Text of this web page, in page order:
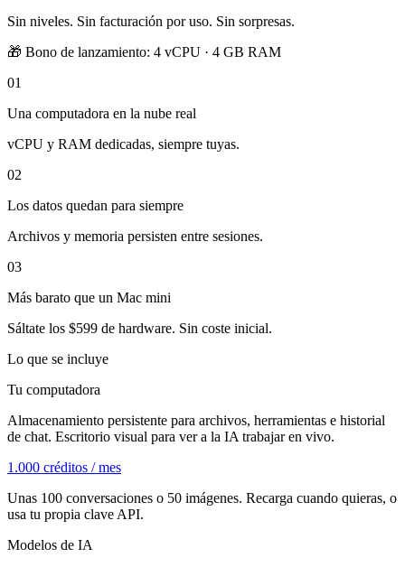
Sin niveles. Sin facturación por uso. Sin sorpresas.
🎁 Bono de lanzamiento: 4 vCPU · 4 GB RAM
01
Una computadora en la nube real
vCPU y RAM dedicadas, siempre tuyas.
02
Los datos quedan para siempre
Archivos y memoria persisten entre sesiones.
03
Más barato que un Mac mini
Sáltate los $599 de hardware. Sin coste inicial.
Lo que se incluye
Tu computadora
Almacenamiento persistente para archivos, herramientas e historial
de chat. Escritorio visual para ver a la IA trabajar en vivo.
1.000 créditos / mes
Unas 100 conversaciones o 50 imágenes. Recarga cuando quieras, o
usa tu propia clave API.
Modelos de IA